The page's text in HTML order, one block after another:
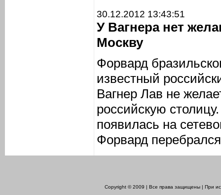
30.12.2012 13:43:51
У Вагнера нет
Москву
Форвард
известный
Вагнер Лав не
российскую
появилась на
Форвард
Copyright © 2009 | Все права защищены | При